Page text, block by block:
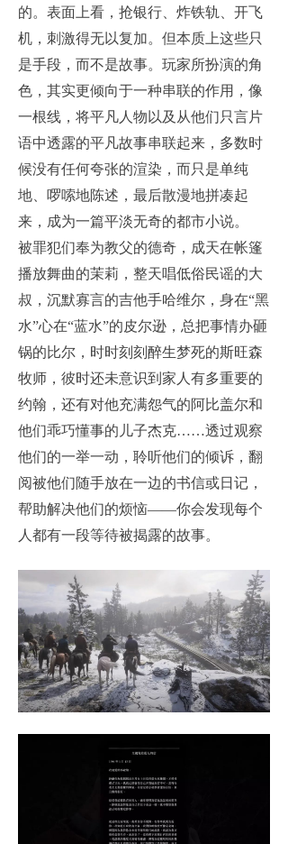
的。表面上看，抢银行、炸铁轨、开飞
机，刺激得无以复加。但本质上这些只
是手段，而不是故事。玩家所扮演的角
色，其实更倾向于一种串联的作用，像
一根线，将平凡人物以及从他们只言片
语中透露的平凡故事串联起来，多数时
候没有任何夸张的渲染，而只是单纯
地、啰嗦地陈述，最后散漫地拼凑起
来，成为一篇平淡无奇的都市小说。
被罪犯们奉为教父的德奇，成天在帐篷
播放舞曲的茉莉，整天唱低俗民谣的大
叔，沉默寡言的吉他手哈维尔，身在“黑
水”心在“蓝水”的皮尔逊，总把事情办砸
锅的比尔，时时刻刻醉生梦死的斯旺森
牧师，彼时还未意识到家人有多重要的
约翰，还有对他充满怨气的阿比盖尔和
他们乖巧懂事的儿子杰克……透过观察
他们的一举一动，聆听他们的倾诉，翻
阅被他们随手放在一边的书信或日记，
帮助解决他们的烦恼——你会发现每个
人都有一段等待被揭露的故事。